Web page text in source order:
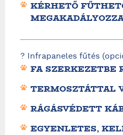
KÉRHETŐ
? Infrapaneles fűtés
FA SZERKEZETBE
TERMOSZTÁTTAL
RÁGÁSVÉDETT
EGYENLETES,